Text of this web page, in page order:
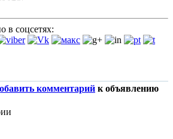
в соцсетях:
комментарий к объявлению